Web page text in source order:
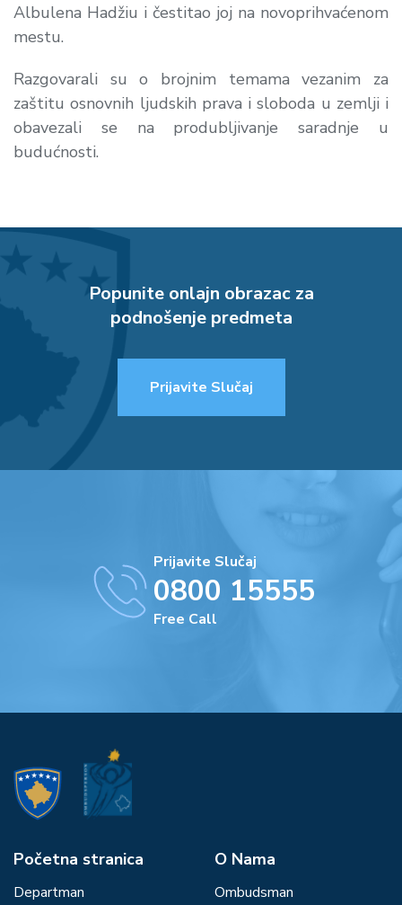
Albulena Hadžiu i čestitao joj na novoprihvaćenom
mestu.
Razgovarali su o brojnim temama vezanim za
zaštitu osnovnih ljudskih prava i sloboda u zemlji i
obavezali se na produbljivanje saradnje u
budućnosti.
Popunite onlajn obrazac za
podnošenje predmeta
Prijavite Slučaj
Prijavite Slučaj
0800 15555
Free Call
Početna stranica
Departman
О Nama
Ombudsman